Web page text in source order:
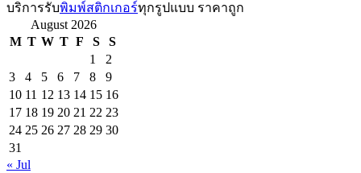
บริการรับพิมพ์สติกเกอร์ทุกรูปแบบ ราคาถูก
August 2026
M T W T F S
S
1
2
3
4 5 6 7 8
9
10 11 12 13 14 15 16
17 18 19 20 21 22 23
24 25 26 27 28 29 30
31
« Jul